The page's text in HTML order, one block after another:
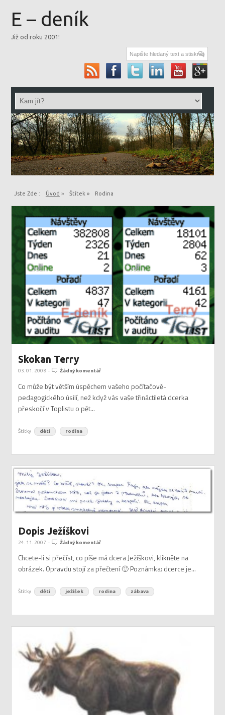
E – deník
Již od roku 2001!
Jste Zde : Úvod » Štítek » Rodina
Skokan Terry
03. 01. 2008 - Žádný komentář
Co může být větším úspěchem vašeho počítačově-
pedagogického úsilí, než když vás vaše třináctiletá dcerka
přeskočí v Toplistu o pět...
Štítky děti rodina
Dopis Ježíškovi
24. 11. 2007- Žádný komentář
Chcete-li si přečíst, co píše má dcera Ježíškovi, klikněte na
obrázek. Opravdu stojí za přečtení 🙂 Poznámka: dcerce je...
Štítky děti ježíšek rodina zábava